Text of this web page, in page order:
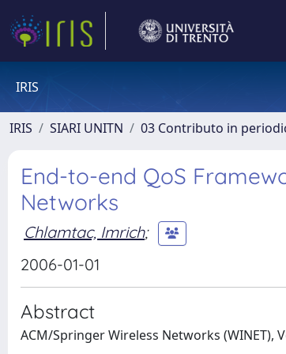
IRIS
IRIS SIARI UNITN 03 Contributo in
End-to-end QoS
Networks
Chlamtac, Imrich;
2006-01-01
Abstract
ACM/Springer Wireless Networks (WINET),